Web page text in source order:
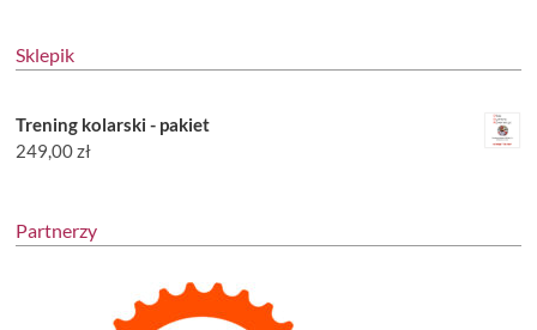
Sklepik
Trening kolarski - pakiet
249,00zł
Partnerzy